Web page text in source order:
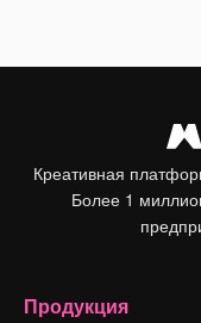
Креативная
Более 1
Продукция